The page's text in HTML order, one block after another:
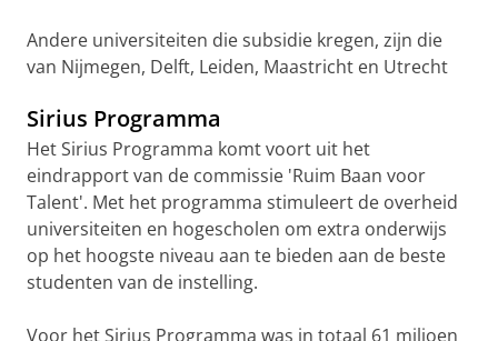
Andere universiteiten die subsidie kregen, zijn die
van Nijmegen, Delft, Leiden, Maastricht en Utrecht
Sirius Programma
Het Sirius Programma komt voort uit het
eindrapport van de commissie 'Ruim Baan voor
Talent'. Met het programma stimuleert de overheid
universiteiten en hogescholen om extra onderwijs
op het hoogste niveau aan te bieden aan de beste
studenten van de instelling.
Voor het Sirius Programma was in totaal 61 miljoen